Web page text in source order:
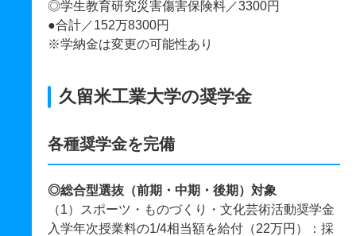
◎学生教育研究災害傷害保険料／3300円
●合計／152万8300円
※学納金は変更の可能性あり
久留米工業大学の奨学金
各種奨学金を完備
◎総合型選抜（前期・中期・後期）対象
（1）スポーツ・ものづくり・文化芸術活動奨学金
入学年次授業料の1/4相当額を給付（22万円）：採